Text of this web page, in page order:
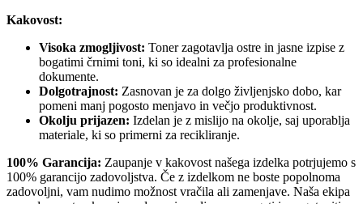
Kakovost:
Visoka zmogljivost: Toner zagotavlja ostre in jasne izpise z
bogatimi črnimi toni, ki so idealni za profesionalne
dokumente.
Dolgotrajnost: Zasnovan je za dolgo življenjsko dobo, kar
pomeni manj pogosto menjavo in večjo produktivnost.
Okolju prijazen: Izdelan je z mislijo na okolje, saj uporablja
materiale, ki so primerni za recikliranje.
100% Garancija: Zaupanje v kakovost našega izdelka potrjujemo s
100% garancijo zadovoljstva. Če z izdelkom ne boste popolnoma
zadovoljni, vam nudimo možnost vračila ali zamenjave. Naša ekipa